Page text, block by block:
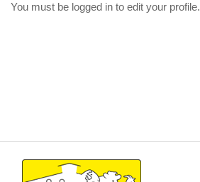
You must be logged in to edit your profile.